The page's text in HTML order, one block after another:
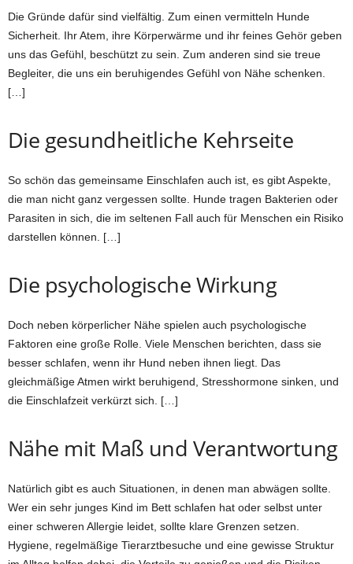
Die Gründe dafür sind vielfältig. Zum einen vermitteln Hunde
Sicherheit. Ihr Atem, ihre Körperwärme und ihr feines Gehör geben
uns das Gefühl, beschützt zu sein. Zum anderen sind sie treue
Begleiter, die uns ein beruhigendes Gefühl von Nähe schenken.
[…]
Die gesundheitliche Kehrseite
So schön das gemeinsame Einschlafen auch ist, es gibt Aspekte,
die man nicht ganz vergessen sollte. Hunde tragen Bakterien oder
Parasiten in sich, die im seltenen Fall auch für Menschen ein Risiko
darstellen können. […]
Die psychologische Wirkung
Doch neben körperlicher Nähe spielen auch psychologische
Faktoren eine große Rolle. Viele Menschen berichten, dass sie
besser schlafen, wenn ihr Hund neben ihnen liegt. Das
gleichmäßige Atmen wirkt beruhigend, Stresshormone sinken, und
die Einschlafzeit verkürzt sich. […]
Nähe mit Maß und Verantwortung
Natürlich gibt es auch Situationen, in denen man abwägen sollte.
Wer ein sehr junges Kind im Bett schlafen hat oder selbst unter
einer schweren Allergie leidet, sollte klare Grenzen setzen.
Hygiene, regelmäßige Tierarztbesuche und eine gewisse Struktur